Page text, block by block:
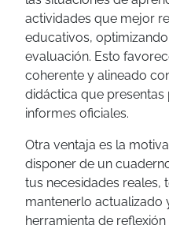
actividades que mejor
educativos,
evaluación. Esto
coherente y alineado
didáctica que presentas
informes oficiales.
Otra ventaja es la
disponer de un
tus necesidades reales,
mantenerlo actualizado
herramienta de